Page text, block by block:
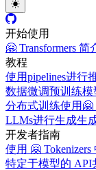
开始使用
🤗 Transformers 简
教程
使用pipelines进行
数据微调预训练模
分布式训练使用🤗
LLMs进行生成生
开发者指南
使用 🤗
特定于模型的 API